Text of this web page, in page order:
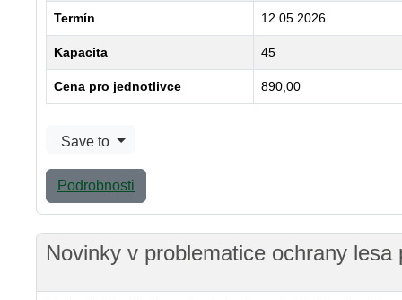
Termín 12.05.2026
Kapacita 45
Cena pro jednotlivce 890,00
Save to
Podrobnosti
Novinky v problematice ochrany